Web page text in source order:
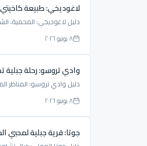
لاغوديخي: طبيعة
دليل لاغوديخي: المحمية،
٨ يونيو ٢٠٢٦
وادي تروسو: رحلة جبلية
دليل وادي تروسو: المناظر
٨ يونيو ٢٠٢٦
جوتا: قرية جبلية لمحبي